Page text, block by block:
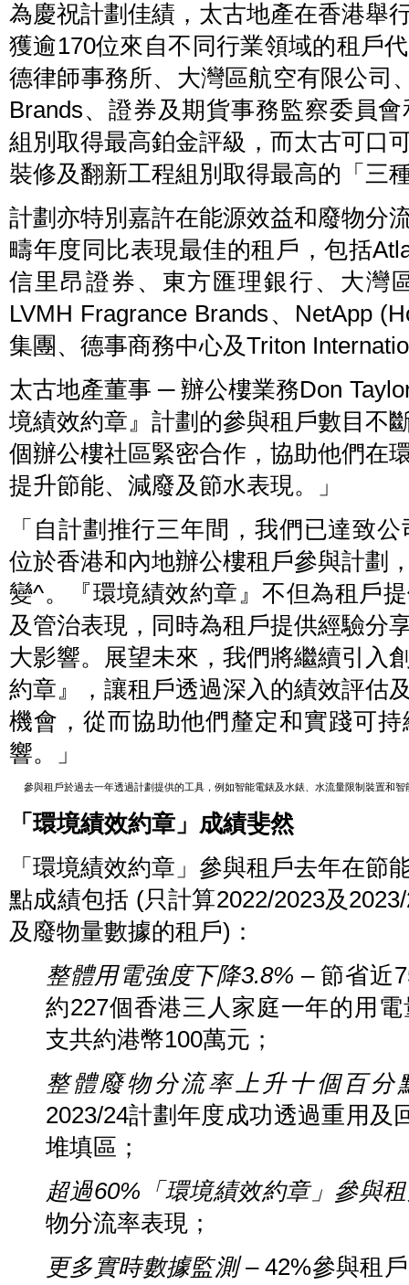
產
董
事
─
辦
公
樓
務
Don
Taylor
(前
排
左
三)
技
術
統
籌、
可
持
續
發
展
及
設
施
管
邵
婉
儀
(前
左
四)
及
公
在
可
續
辦
公
樓
運
組
別
取
最
高
鉑
金
級，
和
辦
公
裝
修
及
翻
效
約
章」
年
度
論
壇
動
座
談
討
論
環
分
可
持
續
發
展
運
最
佳
例。
為慶祝計劃佳績，太古地產在香港舉
獲逾170位來自不同行業領域的租戶
德律師事務所、大灣區航空有限公司
Brands、證券及期貨事務監察委員
組別取得最高鉑金評級，而太古可口
裝修及翻新工程組別取得最高的「三
計劃亦特別嘉許在能源效益和廢物分
疇年度同比表現最佳的租戶，包括
信里昂證券、東方匯理銀行、大灣
LVMH Fragrance Brands、NetApp
集團、德事商務中心及Triton
太古地產董事 ─ 辦公樓業務Don
境績效約章』計劃的參與租戶數目不
個辦公樓社區緊密合作，協助他們在
提升節能、減廢及節水表現。」
「自計劃推行三年間，我們已達致
位於香港和內地辦公樓租戶參與計劃
變^。『環境績效約章』不但為租戶
及管治表現，同時為租戶提供經驗分
大影響。展望未來，我們將繼續引入
約章』，讓租戶透過深入的績效評估
機會，從而協助他們釐定和實踐可
響。」
參與租戶於過去一年透過計劃提供的工具，例如智能電錶及水錶、水流量限制裝置和
「環境績效約章」成績斐然
「環境績效約章」參與租戶去年在節
點成績包括 (只計算2022/2023及
及廢物量數據的租戶)：
整體用電強度下降3.8% – 節省近
約227個香港三人家庭一年的用
支共約港幣100萬元；
整體廢物分流率上升十個百分
2023/24計劃年度成功透過重用及
堆填區；
超過60% 「環境績效約章」參與
物分流率表現；
更多實時數據監測 – 42%參與租